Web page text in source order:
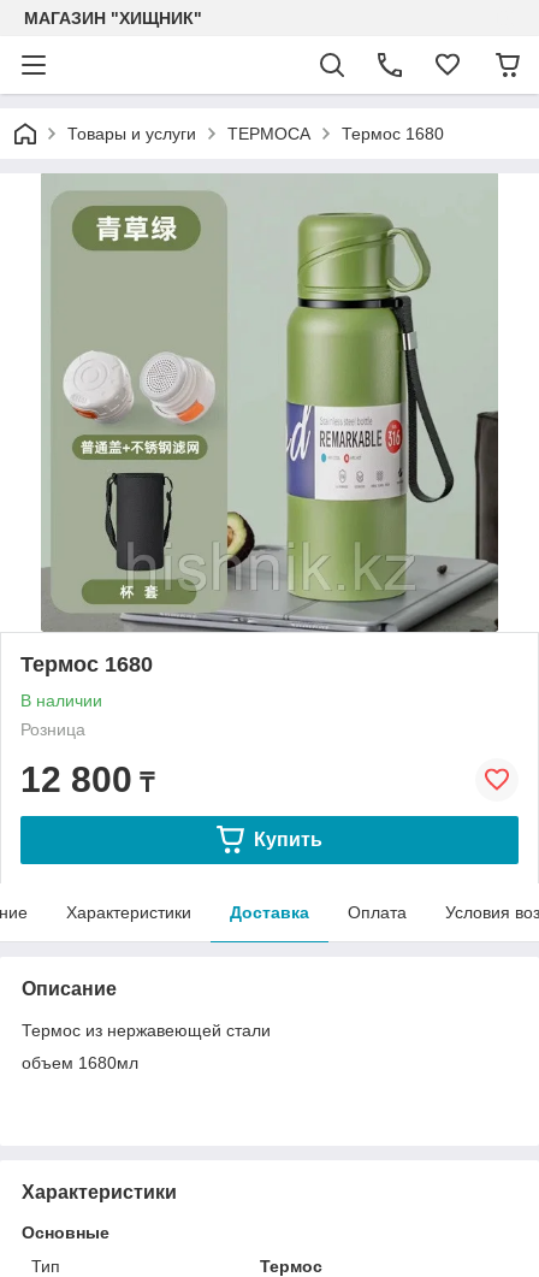
МАГАЗИН "ХИЩНИК"
Товары и услуги ТЕРМОСА Термос 1680
Термос 1680
В наличии
Розница
12 800 ₸
Купить
Характеристики Доставка Оплата Условия
Описание
Термос из нержавеющей стали
объем 1680мл
Характеристики
Основные
Тип
Термос